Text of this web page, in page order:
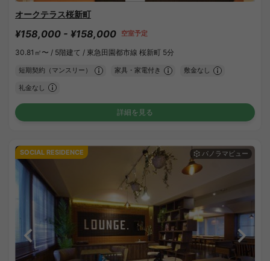
オークテラス桜新町
¥158,000 - ¥158,000 空室予定
30.81㎡〜 / 5階建て / 東急田園都市線 桜新町 5分
短期契約（マンスリー） 家具・家電付き 敷金なし
礼金なし
詳細を見る
SOCIAL RESIDENCE